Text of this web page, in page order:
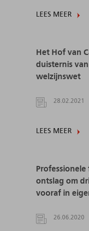
LEES MEER
Het Hof van
duisternis
welzijnswet
28.02.2021
LEES MEER
ontslag om
vooraf in
26.06.2020